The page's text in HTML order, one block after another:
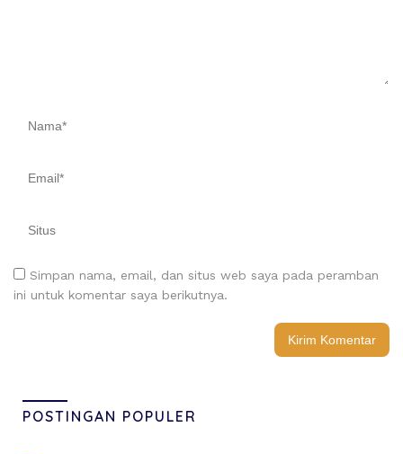
Simpan nama, email, dan situs web saya pada peramban
ini untuk komentar saya berikutnya.
POSTINGAN POPULER